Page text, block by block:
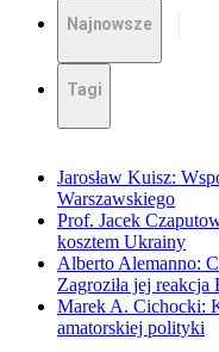
Najnowsze
Tagi
Jarosław Kuisz:
Warszawskiego
Prof. Jacek
kosztem Ukrainy
Alberto Alemanno:
Zagroziła jej reakcja
Marek A. Cichocki:
amatorskiej polityki